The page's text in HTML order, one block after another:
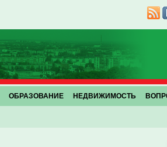
ОБРАЗОВАНИЕ НЕДВИЖИМОСТЬ